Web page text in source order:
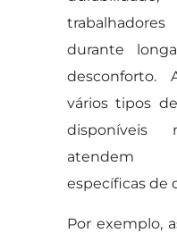
durante
desconforto.
vários tipos
atendem
específicas de
Por exemplo,